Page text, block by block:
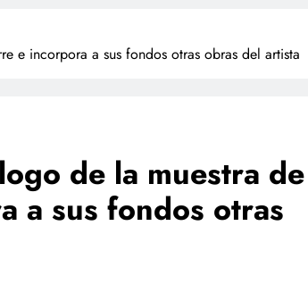
e incorpora a sus fondos otras obras del artista
de la muestra de
a sus fondos otras